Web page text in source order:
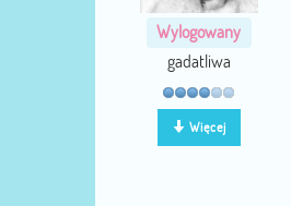
Wylogowany
gadatliwa
Więcej